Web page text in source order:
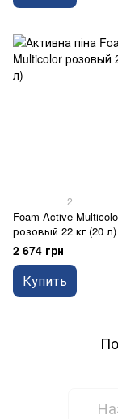
2
Foam Active
розовый 22 кг (20 л)
2 674 грн
Купить